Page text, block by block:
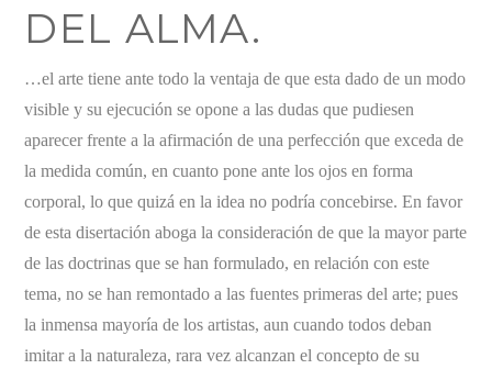
DEL ALMA.
…el arte tiene ante todo la ventaja de que esta dado de un modo
visible y su ejecución se opone a las dudas que pudiesen
aparecer frente a la afirmación de una perfección que exceda de
la medida común, en cuanto pone ante los ojos en forma
corporal, lo que quizá en la idea no podría concebirse. En favor
de esta disertación aboga la consideración de que la mayor parte
de las doctrinas que se han formulado, en relación con este
tema, no se han remontado a las fuentes primeras del arte; pues
la inmensa mayoría de los artistas, aun cuando todos deban
imitar a la naturaleza, rara vez alcanzan el concepto de su